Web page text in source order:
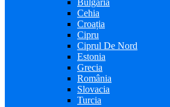
Cehia
Croația
Cipru
Ciprul De Nord
Estonia
Grecia
România
Slovacia
Turcia